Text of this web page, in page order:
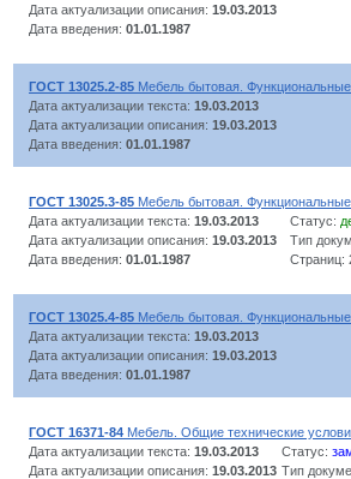
Дата актуализации описания: 19.03.2013
Дата введения: 01.01.1987
ГОСТ 13025.2-85 Мебель бытовая.
Дата актуализации текста: 19.03.2013
Дата актуализации описания: 19.03.2013
Дата введения: 01.01.1987
ГОСТ 13025.3-85 Мебель бытовая.
Дата актуализации текста: 19.03.2013 Статус:
Дата актуализации описания: 19.03.2013 Тип
Дата введения: 01.01.1987 Страниц:
ГОСТ 13025.4-85 Мебель бытовая.
Дата актуализации текста: 19.03.2013
Дата актуализации описания: 19.03.2013
Дата введения: 01.01.1987
ГОСТ 16371-84 Мебель. Общие технические
Дата актуализации текста: 19.03.2013 Статус:
Дата актуализации описания: 19.03.2013 Тип